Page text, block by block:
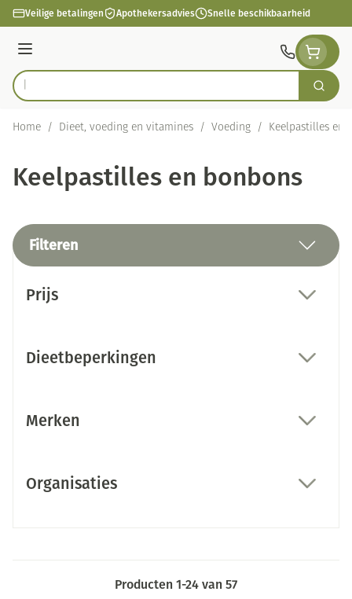
Ga naar de inhoud
Veilige betalingen Apothekersadvies Snelle beschikbaarheid
Menu
Product, merk, categorie... Zoek
Home / Dieet, voeding en vitamines / Voeding / Keelpastilles en
Keelpastilles en bonbons
Filteren
Prijs
Dieetbeperkingen
Merken
Organisaties
Producten 1-24 van 57